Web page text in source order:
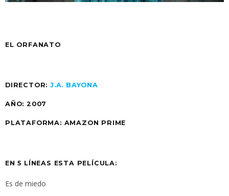
EL ORFANATO
DIRECTOR:J.A. BAYONA
AÑO: 2007
PLATAFORMA: AMAZON PRIME
EN 5 LÍNEAS ESTA PELÍCULA:
Es de miedo